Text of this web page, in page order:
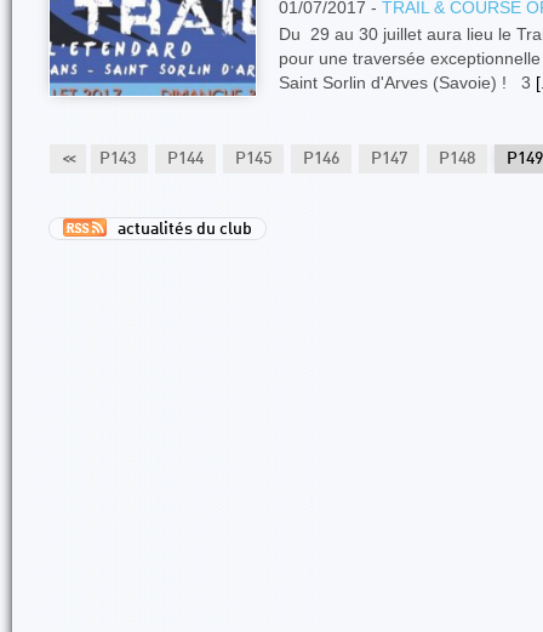
01/07/2017 - TRAIL & COURSE
Du 29 au 30 juillet aura lieu le
pour une traversée
Saint Sorlin d'Arves (Savoie) ! 3
<<
P142 P143 P144 P145 P146 P147 P148 P149
actualités du club